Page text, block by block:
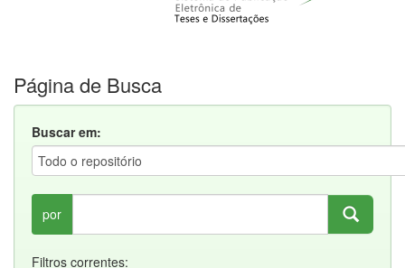
Página de Busca
Buscar em:
por
Filtros correntes: